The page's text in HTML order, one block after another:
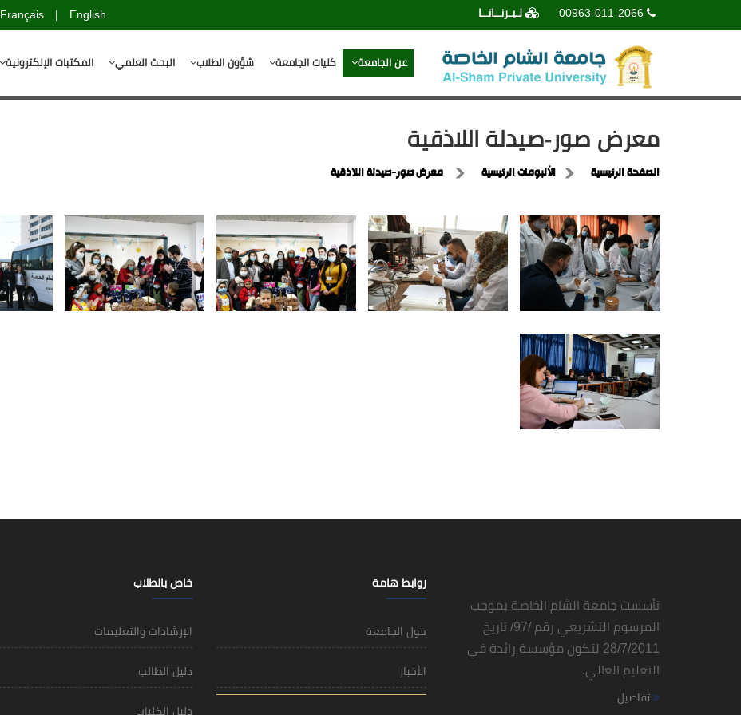
00963-011-2066 لـيـرنــاتــا English
|
Français
عن الجامعة كليات الجامعة شؤون الطلاب البحث العلمي المكتبات الإلكترونية
معرض صور-صيدلة اللاذقية
الصفحة الرئيسية الألبومات الرئيسية معرض صور-صيدلة اللاذقية
تأسست جامعة الشام الخاصة بموجب
المرسوم التشريعي رقم /97/ تاريخ
28/7/2011 لتكون مؤسسة رائدة في
التعليم العالي.
تفاصيل
روابط هامة
حول الجامعة
الأخبار
خاص بالطلاب
الإرشادات والتعليمات
دليل الطالب
دليل الكليات